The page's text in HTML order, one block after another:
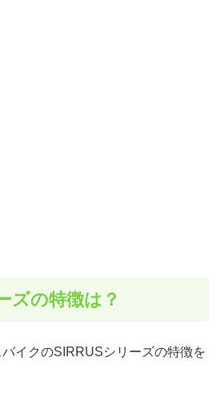
ズの特徴は？
イクのSIRRUSシリーズの特徴を